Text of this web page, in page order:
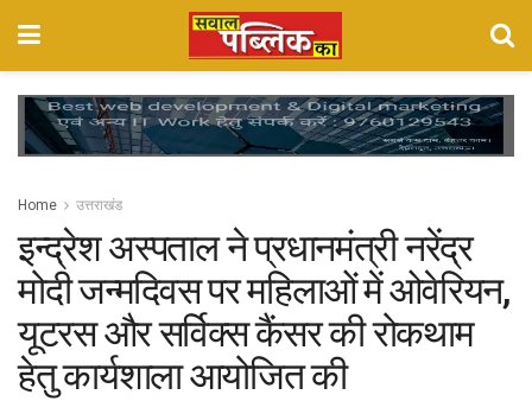
Home उत्तराखंड
इन्द्रेश अस्पताल ने प्रधानमंत्री नरेंद्र
मोदी जन्मदिवस पर महिलाओं में ओवेरियन,
यूटरस और सर्विक्स कैंसर की रोकथाम
हेतु कार्यशाला आयोजित की